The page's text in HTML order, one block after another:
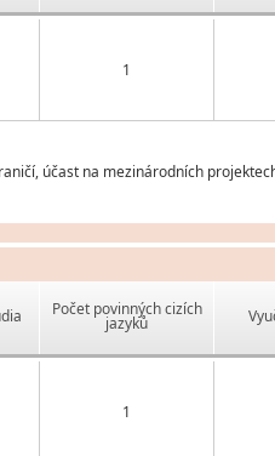
1
účast na mezinárodních
Počet povinných cizích
jazyků
1